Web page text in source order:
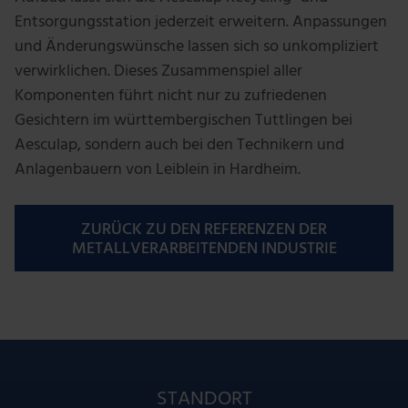
Entsorgungsstation jederzeit erweitern. Anpassungen
und Änderungswünsche lassen sich so unkompliziert
verwirklichen. Dieses Zusammenspiel aller
Komponenten führt nicht nur zu zufriedenen
Gesichtern im württembergischen Tuttlingen bei
Aesculap, sondern auch bei den Technikern und
Anlagenbauern von Leiblein in Hardheim.
ZURÜCK ZU DEN REFERENZEN DER
METALLVERARBEITENDEN INDUSTRIE
STANDORT